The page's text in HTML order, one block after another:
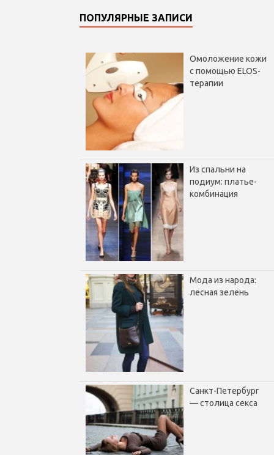
ПОПУЛЯРНЫЕ ЗАПИСИ
Омоложение кожи
с помощью ELOS-
терапии
Из спальни на
подиум: платье-
комбинация
Мода из народа:
лесная зелень
Санкт-Петербург
— столица секса